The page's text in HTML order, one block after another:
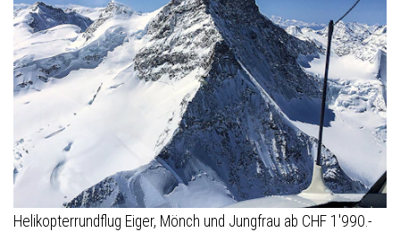
Helikopterrundflug Eiger, Mönch und Jungfrau ab CHF 1'990.-